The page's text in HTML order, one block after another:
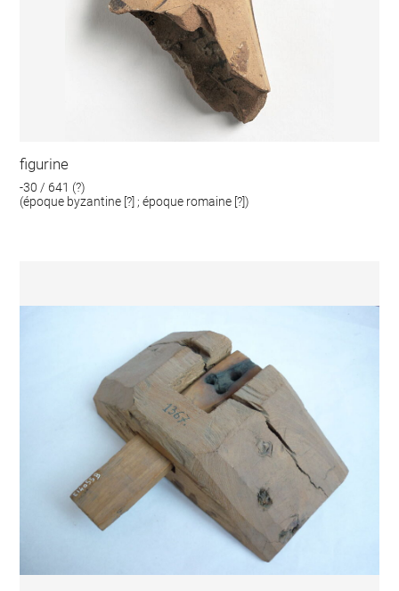
figurine
-30 / 641 (?)
(époque byzantine [?] ; époque romaine [?])